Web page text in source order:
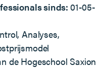
sinds: 01-05-
Analyses,
de Hogeschool Saxion